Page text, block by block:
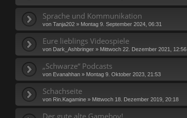
Sprache und Kommunikation
von Tanja202 » Montag 9. September 2024, 06:31
Eure lieblings Videospiele
von Dark_Ashbringer » Mittwoch 22. Dezember 2021, 12:56
„Schwarze“ Podcasts
von Evanahhan » Montag 9. Oktober 2023, 21:53
Schachseite
von Rin.Kagamine » Mittwoch 18. Dezember 2019, 20:18